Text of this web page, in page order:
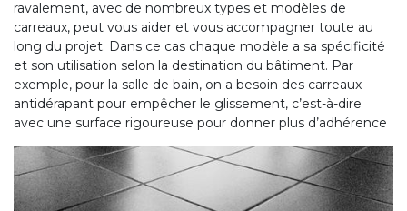
ravalement, avec de nombreux types et modèles de
carreaux, peut vous aider et vous accompagner toute au
long du projet. Dans ce cas chaque modèle a sa spécificité
et son utilisation selon la destination du bâtiment. Par
exemple, pour la salle de bain, on a besoin des carreaux
antidérapant pour empêcher le glissement, c’est-à-dire
avec une surface rigoureuse pour donner plus d’adhérence